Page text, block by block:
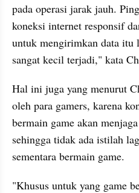
pada operasi jarak jauh.
koneksi internet responsif
untuk mengirimkan data itu
sangat kecil terjadi," kata
Hal ini juga yang menurut
oleh para gamers, karena
bermain game akan
sehingga tidak ada istilah
sementara bermain game.
"Khusus untuk yang game